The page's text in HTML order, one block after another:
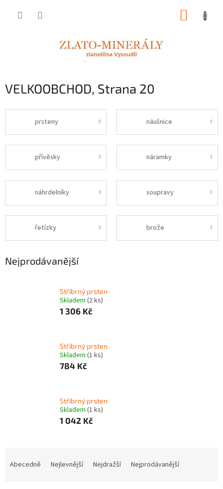
VELKOOBCHOD, Strana 20
prsteny náušnice
přívěsky náramky
náhrdelníky soupravy
řetízky brože
Nejprodávanější
Stříbrný prsten
Skladem (2 ks)
1 306 Kč
Stříbrný prsten
Skladem (1 ks)
784 Kč
Stříbrný prsten
Skladem (1 ks)
1 042 Kč
Abecedně Nejlevnější Nejdražší Nejprodávanější